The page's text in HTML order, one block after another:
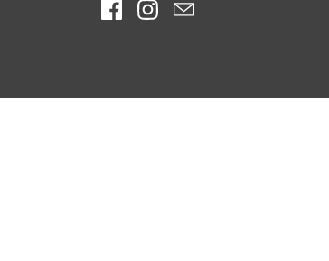
Facebook
Instagram
Email